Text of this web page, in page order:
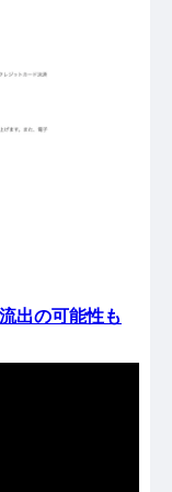
出の可能性も